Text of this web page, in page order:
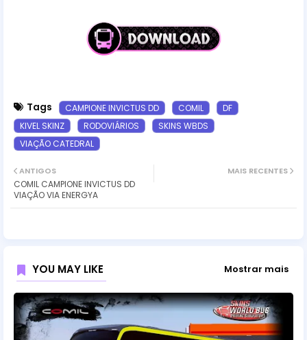
Tags CAMPIONE INVICTUS DD COMIL
DF
KIVEL SKINZ
RODOVIÁRIOS
SKINS WBDS
VIAÇÃO CATEDRAL
MAIS RECENTES
ANTIGOS
COMIL CAMPIONE INVICTUS DD
VIAÇÃO VIA ENERGYA
YOU MAY LIKE Mostrar mais